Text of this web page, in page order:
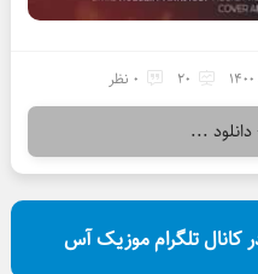
20 0 نظر
...
کانال تلگرام موزیک آس